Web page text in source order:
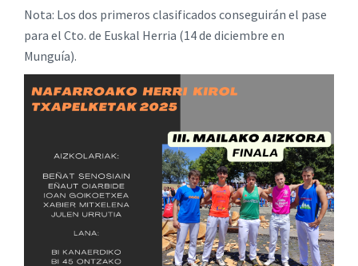
Nota: Los dos primeros clasificados conseguirán el pase
para el Cto. de Euskal Herria (14 de diciembre en
Munguía).